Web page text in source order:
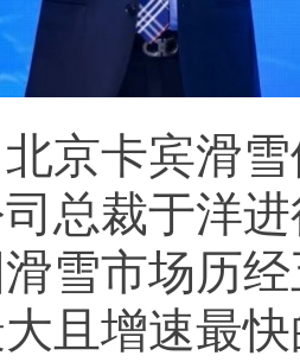
卡宾滑雪
总裁于洋
雪市场历
且增速最